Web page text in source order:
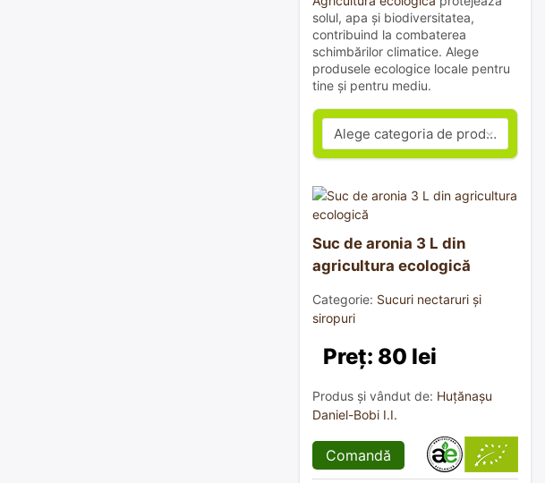
solul, apa și biodiversitatea,
contribuind la combaterea
schimbărilor climatice. Alege
produsele ecologice locale pentru
tine și pentru mediu.
Suc de aronia 3 L din
agricultura ecologică
Categorie: Sucuri nectaruri și
siropuri
Preț: 80 lei
Produs și vândut de: Huțănașu
Daniel-Bobi I.I.
Comandă